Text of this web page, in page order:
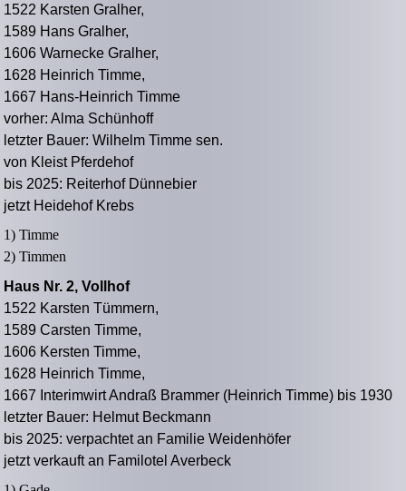
1522 Karsten Gralher,
1589 Hans Gralher,
1606 Warnecke Gralher,
1628 Heinrich Timme,
1667 Hans-Heinrich Timme
vorher: Alma Schünhoff
letzter Bauer: Wilhelm Timme sen.
von Kleist Pferdehof
bis 2025: Reiterhof Dünnebier
jetzt Heidehof Krebs
1) Timme
2) Timmen
Haus Nr. 2, Vollhof
1522 Karsten Tümmern,
1589 Carsten Timme,
1606 Kersten Timme,
1628 Heinrich Timme,
1667 Interimwirt Andraß Brammer (Heinrich Timme) bis 1930
letzter Bauer: Helmut Beckmann
bis 2025: verpachtet an Familie Weidenhöfer
jetzt verkauft an Familotel Averbeck